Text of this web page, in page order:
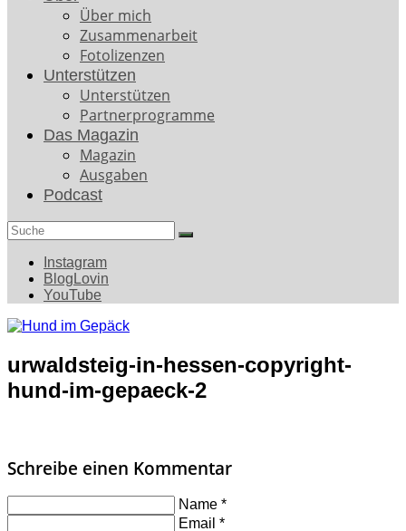
Über mich
Zusammenarbeit
Fotolizenzen
Unterstützen
Unterstützen
Partnerprogramme
Das Magazin
Magazin
Ausgaben
Podcast
Search
Instagram
BlogLovin
YouTube
urwaldsteig-in-hessen-copyright-
hund-im-gepaeck-2
Schreibe einen Kommentar
Name *
Email *